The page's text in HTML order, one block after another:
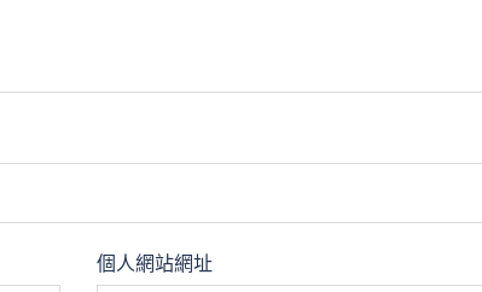
個人網站網址